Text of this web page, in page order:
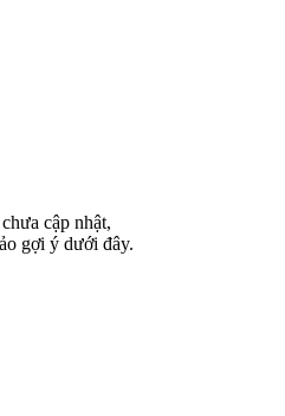
cập nhật,
gợi ý dưới đây.